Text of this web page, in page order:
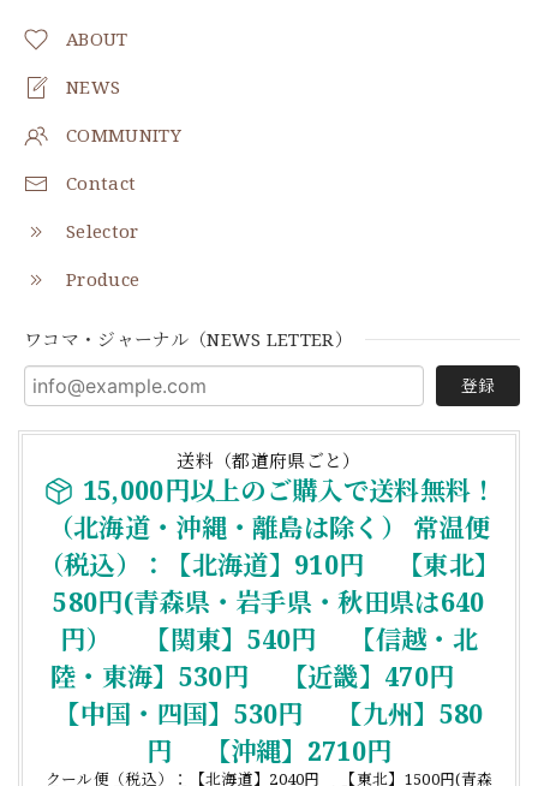
ABOUT
NEWS
COMMUNITY
Contact
Selector
Produce
ワコマ・ジャーナル（NEWS LETTER）
登録
送料（都道府県ごと）
15,000円以上のご購入で送料無料！
（北海道・沖縄・離島は除く） 常温便
（税込）：【北海道】910円 【東北】
580円(青森県・岩手県・秋田県は640
円） 【関東】540円 【信越・北
陸・東海】530円 【近畿】470円
【中国・四国】530円 【九州】580
円 【沖縄】2710円
クール便（税込）：【北海道】2040円 【東北】1500円(青森